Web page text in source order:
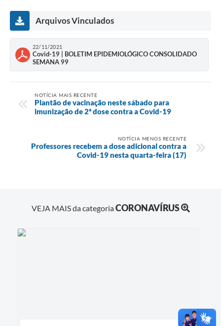
Arquivos Vinculados
22/11/2021
Covid-19 | BOLETIM EPIDEMIOLÓGICO CONSOLIDADO
SEMANA 99
NOTÍCIA MAIS RECENTE
Plantão de vacinação neste sábado para
imunização de 2ª dose contra a Covid-19
NOTÍCIA MENOS RECENTE
Professores recebem a dose adicional contra a
Covid-19 nesta quarta-feira (17)
VEJA MAIS da categoriaCORONAVÍRUS